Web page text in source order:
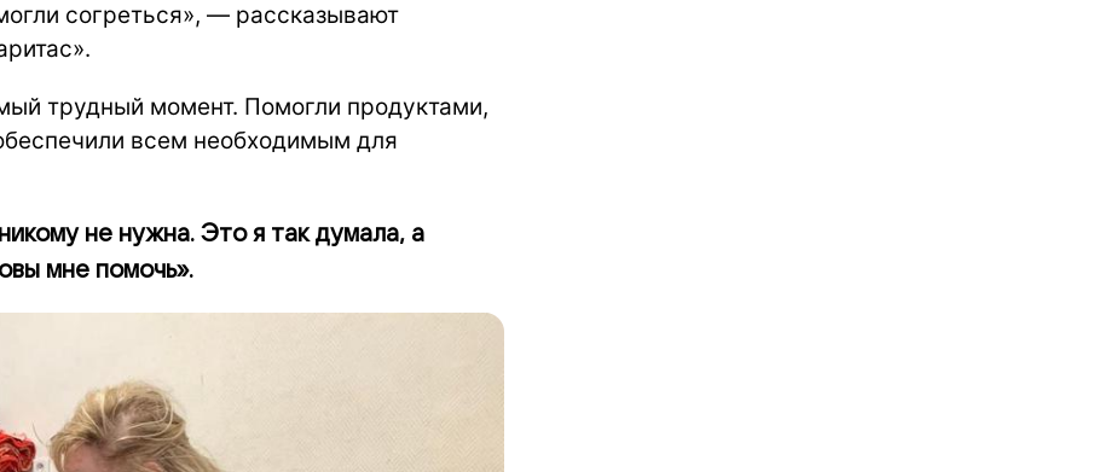
согреться», — рассказывают
трудный момент. Помогли продуктами,
всем необходимым для
не нужна. Это я так думала, а
мне помочь».